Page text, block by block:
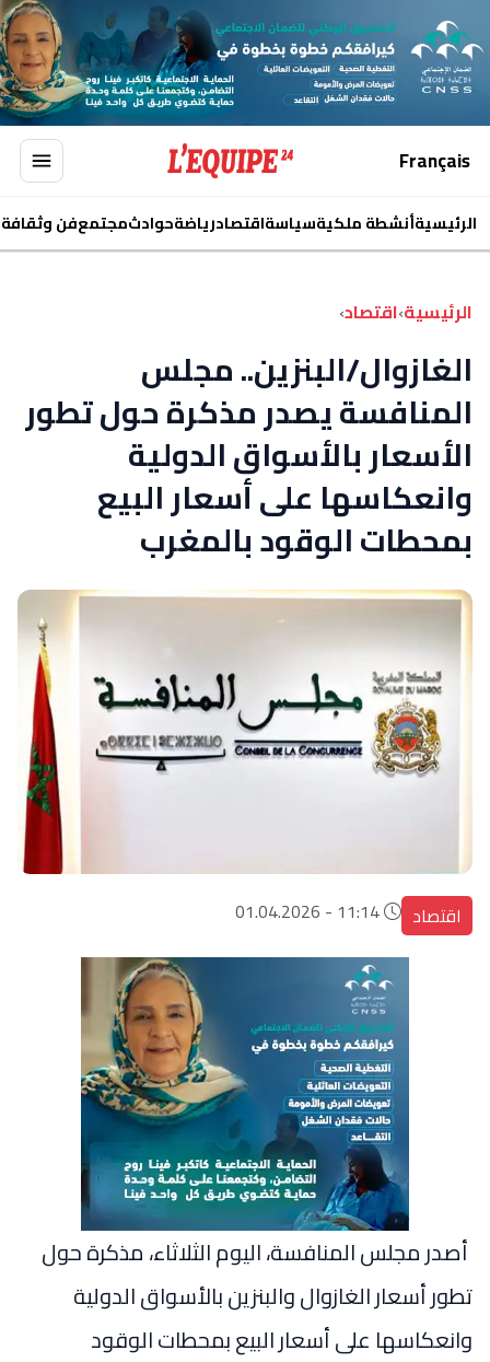
Français
الرئيسيةأنشطة ملكيةسياسةاقتصادرياضةحوادثمجتمعفن وثقافة
الرئيسية›اقتصاد›
الغازوال/البنزين.. مجلس
المنافسة يصدر مذكرة حول تطور
الأسعار بالأسواق الدولية
وانعكاسها على أسعار البيع
بمحطات الوقود بالمغرب
اقتصاد
أصدر مجلس المنافسة، اليوم الثلاثاء، مذكرة حول
تطور أسعار الغازوال والبنزين بالأسواق الدولية
وانعكاسها على أسعار البيع بمحطات الوقود